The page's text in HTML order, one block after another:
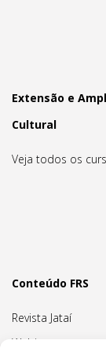
Extensão e
Cultural
Veja todos os
Conteúdo FRS
Revista Jataí
Webinars